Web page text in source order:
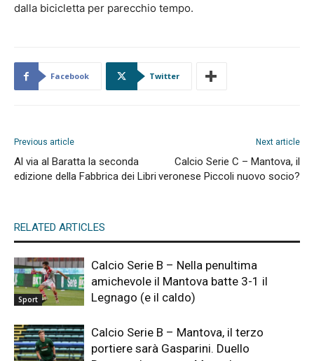
dalla bicicletta per parecchio tempo.
Facebook Twitter
Previous article
Al via al Baratta la seconda
edizione della Fabbrica dei Libri
Next article
Calcio Serie C – Mantova, il
veronese Piccoli nuovo socio?
RELATED ARTICLES
Sport
Calcio Serie B – Nella penultima
amichevole il Mantova batte 3-1 il
Legnago (e il caldo)
Calcio Serie B – Mantova, il terzo
portiere sarà Gasparini. Duello